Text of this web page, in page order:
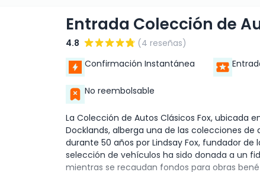
Entrada Colección de
4.8
(4 reseñas)
Confirmación Instantánea
No reembolsable
La Colección de Autos Clásicos Fox, ubicada
Docklands, alberga una de las colecciones
durante 50 años por Lindsay Fox, fundador
selección de vehículos ha sido donada a un
mientras se recaudan fondos para obras